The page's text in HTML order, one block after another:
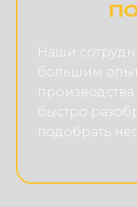
Наши
большим
быстро
подобрать